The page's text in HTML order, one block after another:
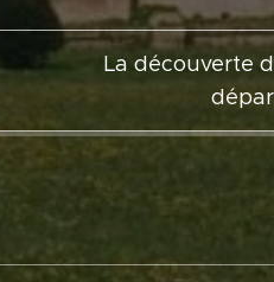
La découverte